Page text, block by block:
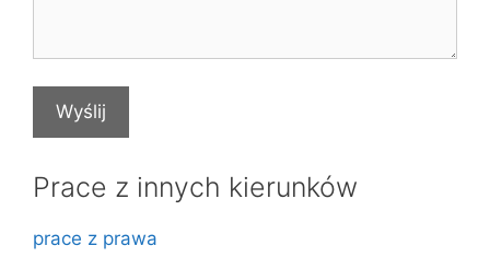
Prace z innych kierunków
prace z prawa